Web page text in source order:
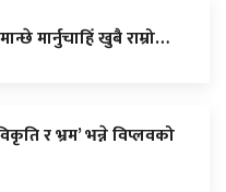
मार्नुचाहिँ खुबै राम्रो…
र भ्रम’ भन्ने विप्लवको